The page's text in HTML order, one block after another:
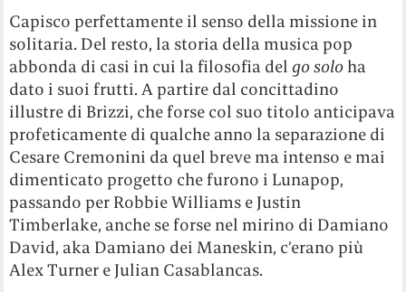
Capisco perfettamente il senso della missione in
solitaria. Del resto, la storia della musica pop
abbonda di casi in cui la filosofia del go solo ha
dato i suoi frutti. A partire dal concittadino
illustre di Brizzi, che forse col suo titolo anticipava
profeticamente di qualche anno la separazione di
Cesare Cremonini da quel breve ma intenso e mai
dimenticato progetto che furono i Lunapop,
passando per Robbie Williams e Justin
Timberlake, anche se forse nel mirino di Damiano
David, aka Damiano dei Maneskin, c’erano più
Alex Turner e Julian Casablancas.